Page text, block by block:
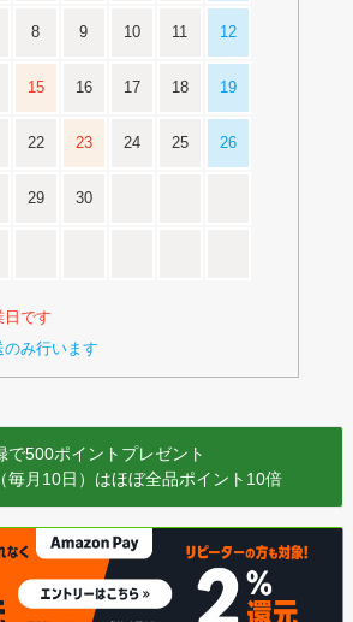
8 9 10 11 12
15 16 17 18 19
22 23 24 25 26
29 30
です
み行います
で500ポイントプレゼント
毎月10日）はほぼ全品ポイント10倍